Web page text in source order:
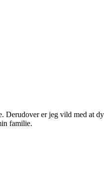
er jeg vild med at
familie.